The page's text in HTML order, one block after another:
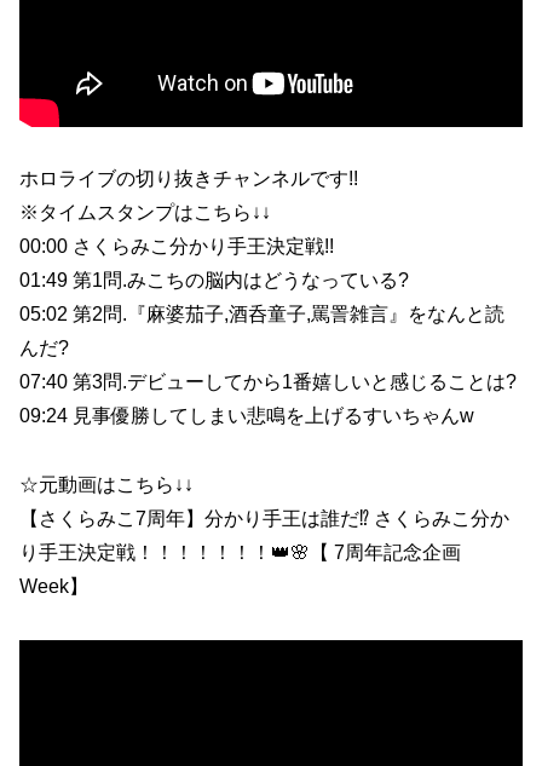
ホロライブの切り抜きチャンネルです!!
※タイムスタンプはこちら↓↓
00:00 さくらみこ分かり手王決定戦!!
01:49 第1問.みこちの脳内はどうなっている?
05:02 第2問.『麻婆茄子,酒呑童子,罵詈雑言』をなんと読
んだ?
07:40 第3問.デビューしてから1番嬉しいと感じることは?
09:24 見事優勝してしまい悲鳴を上げるすいちゃんw
☆元動画はこちら↓↓
【さくらみこ7周年】分かり手王は誰だ⁉ さくらみこ分か
り手王決定戦！！！！！！！👑🌸【 7周年記念企画
Week】